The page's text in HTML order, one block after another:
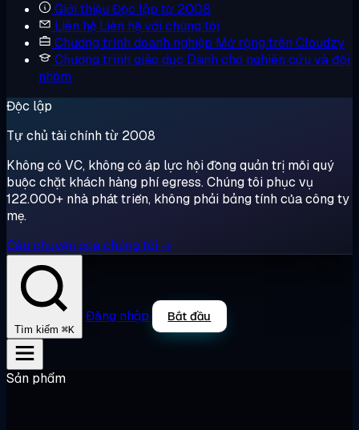
Giới thiệu Độc lập từ 2008
Liên hệ Liên hệ với chúng tôi
Chương trình doanh nghiệp Mở rộng trên Cloudzy
Chương trình giáo dục Dành cho nghiên cứu và đội
nhóm
Độc lập
Tự chủ tài chính từ 2008
Không có VC, không có áp lực hội đồng quản trị mỗi quý
buộc chặt khách hàng phí egress. Chúng tôi phục vụ
122.000+ nhà phát triển, không phải bảng tính của công ty
mẹ.
Câu chuyện của chúng tôi →
Tìm kiếm ⌘K
Đăng nhập Bắt đầu
Sản phẩm